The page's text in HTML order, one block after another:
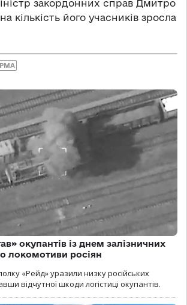
закордонних справ Дмитро
кількість його учасників зросла
окупантів із днем залізничних
локомотиви росіян
«Рейд» уразили низку російських
відчутної шкоди логістиці окупантів.